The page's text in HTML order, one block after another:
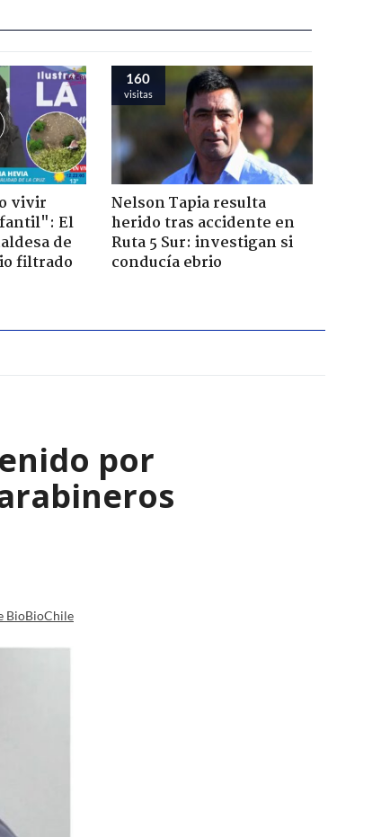
vivir
El
de
filtrado
160
visitas
Nelson Tapia resulta
herido tras accidente en
Ruta 5 Sur: investigan si
conducía ebrio
por
BioBioChile